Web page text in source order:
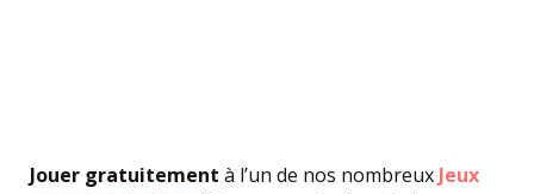
Jouer gratuitement à l’un de nos nombreux Jeux